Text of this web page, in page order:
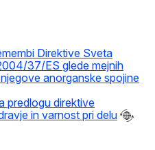
Direktive Sveta
37/ES glede mejnih
anorganske spojine
predlogu direktive
in varnost pri delu